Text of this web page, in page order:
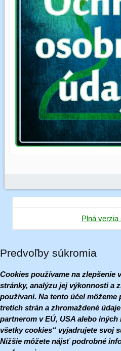
Plná verzia
Predvoľby súkromia
Cookies používame na zlepšenie
stránky, analýzu jej výkonnosti a
používaní. Na tento účel
tretích strán a zhromaždené
partnerom v EÚ, USA alebo
všetky cookies“ vyjadrujete svoj
Nižšie môžete nájsť podrobné